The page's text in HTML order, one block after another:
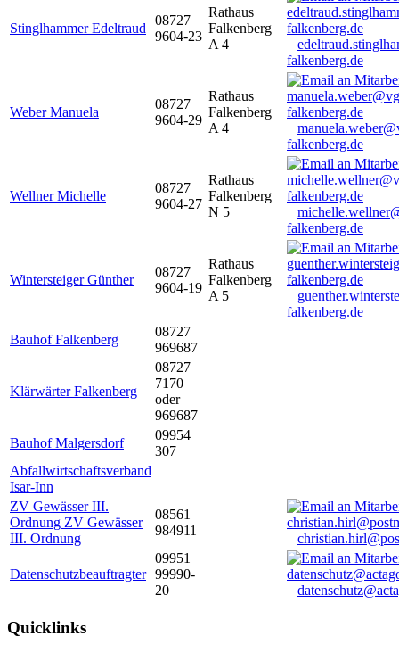
Stinglhammer Edeltraud
08727
9604-23
Rathaus
Falkenberg
A 4
falkenberg.de
Weber Manuela
08727
9604-29
Rathaus
Falkenberg
A 4
falkenberg.de
Wellner Michelle
08727
9604-27
Rathaus
Falkenberg
N 5
falkenberg.de
Wintersteiger Günther
08727
9604-19
Rathaus
Falkenberg
A 5
falkenberg.de
Bauhof Falkenberg
08727
969687
Klärwärter Falkenberg
08727
7170
oder
969687
Bauhof Malgersdorf
09954
307
Abfallwirtschaftsverband
Isar-Inn
ZV Gewässer III.
Ordnung ZV Gewässer
III. Ordnung
08561
984911
Datenschutzbeauftragter
09951
99990-
20
Quicklinks